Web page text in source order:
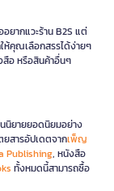
ยากแวะร้าน B2S แต่
ให้คุณเลือกสรรได้ง่ายๆ
สือ หรือสินค้าอื่นๆ
นิยายยอดนิยมอย่าง
ยสารอัปเดตจากเพ็ญ
Publishing, หนังสือ
ทั้งหมดนี้สามารถซื้อ